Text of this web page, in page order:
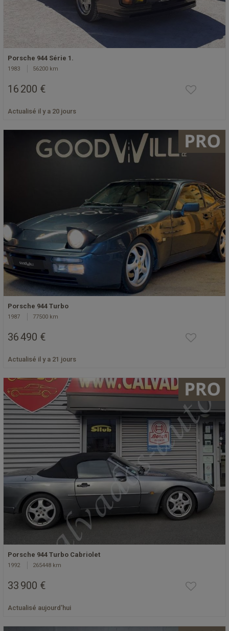
Porsche 944 Série 1.
1983 56200 km
16 200 €
Actualisé il y a 20 jours
Porsche 944 Turbo
1987 77500 km
36 490 €
Actualisé il y a 21 jours
Porsche 944 Turbo Cabriolet
1992 265448 km
33 900 €
Actualisé aujourd'hui